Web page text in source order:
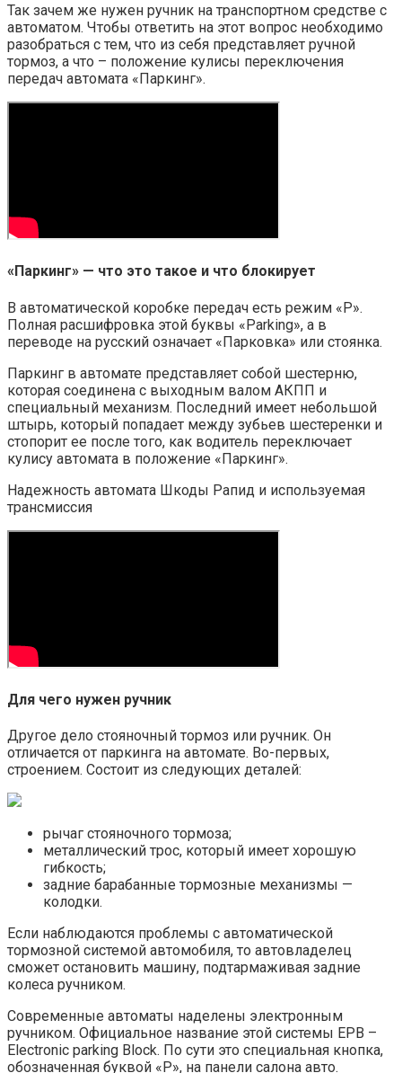
Так зачем же нужен ручник на транспортном средстве с
автоматом. Чтобы ответить на этот вопрос необходимо
разобраться с тем, что из себя представляет ручной
тормоз, а что – положение кулисы переключения
передач автомата «Паркинг».
«Паркинг» — что это такое и что блокирует
В автоматической коробке передач есть режим «P».
Полная расшифровка этой буквы «Parking», а в
переводе на русский означает «Парковка» или стоянка.
Паркинг в автомате представляет собой шестерню,
которая соединена с выходным валом АКПП и
специальный механизм. Последний имеет небольшой
штырь, который попадает между зубьев шестеренки и
стопорит ее после того, как водитель переключает
кулису автомата в положение «Паркинг».
Надежность автомата Шкоды Рапид и используемая
трансмиссия
Для чего нужен ручник
Другое дело стояночный тормоз или ручник. Он
отличается от паркинга на автомате. Во-первых,
строением. Состоит из следующих деталей:
рычаг стояночного тормоза;
металлический трос, который имеет хорошую
гибкость;
задние барабанные тормозные механизмы —
колодки.
Если наблюдаются проблемы с автоматической
тормозной системой автомобиля, то автовладелец
сможет остановить машину, подтармаживая задние
колеса ручником.
Современные автоматы наделены электронным
ручником. Официальное название этой системы EPB –
Electronic parking Block. По сути это специальная кнопка,
обозначенная буквой «P», на панели салона авто.